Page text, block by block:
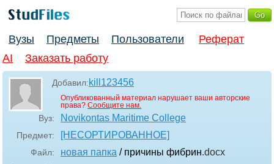
Вузы Предметы Пользователи
Реферат
AI
Заказать работу
Добавил:kill123456
Опубликованный материал нарушает ваши авторские
права? Сообщите нам.
Вуз: Novikontas Maritime College
Предмет: [НЕСОРТИРОВАННОЕ]
Файл: новая папка / причины фибрин.docx